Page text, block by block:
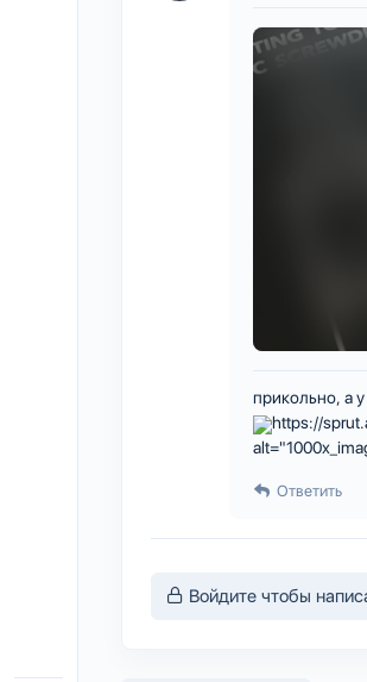
прикольно, а
https://
Ответить
Войдите чтобы